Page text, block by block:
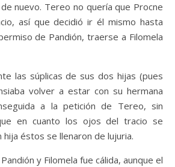
nuevo. Tereo no quería que Procne
así que decidió ir él mismo hasta
de Pandión, traerse a Filomela
las súplicas de sus dos hijas (pues
volver a estar con su hermana
a la petición de Tereo, sin
en cuanto los ojos del tracio se
éstos se llenaron de lujuria.
y Filomela fue cálida, aunque el